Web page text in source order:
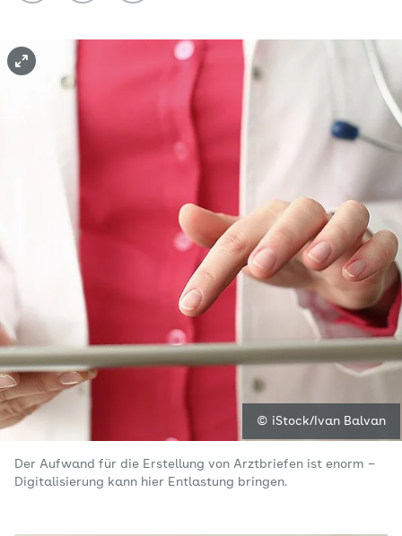
© iStock/Ivan Balvan
Der Aufwand für die Erstellung von Arztbriefen ist enorm –
Digitalisierung kann hier Entlastung bringen.